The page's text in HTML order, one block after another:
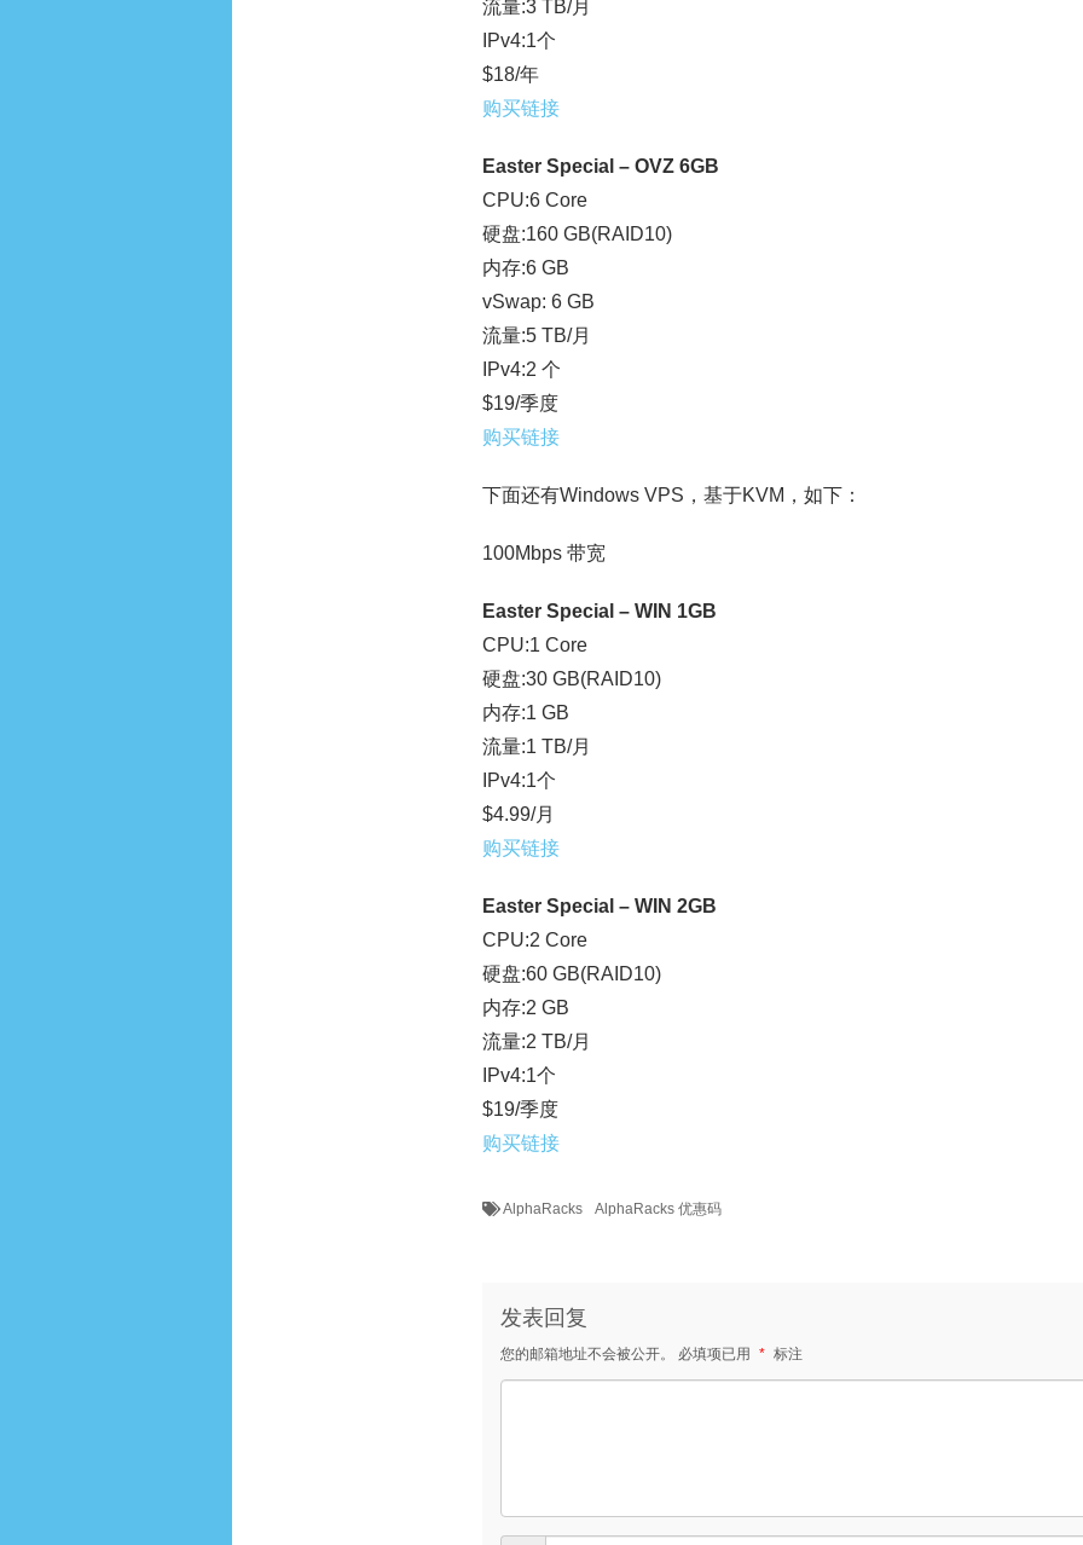
流量:3 TB/月
IPv4:1个
$18/年
购买链接
Easter Special – OVZ 6GB
CPU:6 Core
硬盘:160 GB(RAID10)
内存:6 GB
vSwap: 6 GB
流量:5 TB/月
IPv4:2 个
$19/季度
购买链接
下面还有Windows VPS，基于KVM，如下：
100Mbps 带宽
Easter Special – WIN 1GB
CPU:1 Core
硬盘:30 GB(RAID10)
内存:1 GB
流量:1 TB/月
IPv4:1个
$4.99/月
购买链接
Easter Special – WIN 2GB
CPU:2 Core
硬盘:60 GB(RAID10)
内存:2 GB
流量:2 TB/月
IPv4:1个
$19/季度
购买链接
AlphaRacks AlphaRacks 优惠码
发表回复
您的邮箱地址不会被公开。 必填项已用 * 标注